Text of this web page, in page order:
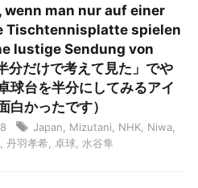
wenn man nur auf einer
Tischtennisplatte spielen
lustige Sendung von
分だけで考えて見た」でや
球台を半分にしてみるアイ
白かったです）
Japan Mizutani NHK Niwa
丹羽孝希 卓球 水谷隼